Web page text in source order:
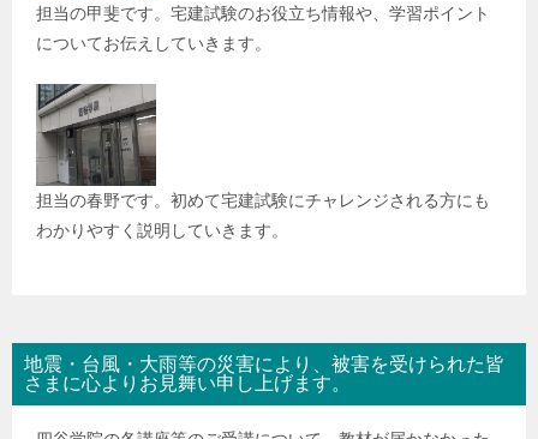
担当の甲斐です。宅建試験のお役立ち情報や、学習ポイント
についてお伝えしていきます。
担当の春野です。初めて宅建試験にチャレンジされる方にも
わかりやすく説明していきます。
地震・台風・大雨等の災害により、被害を受けられた皆
さまに心よりお見舞い申し上げます。